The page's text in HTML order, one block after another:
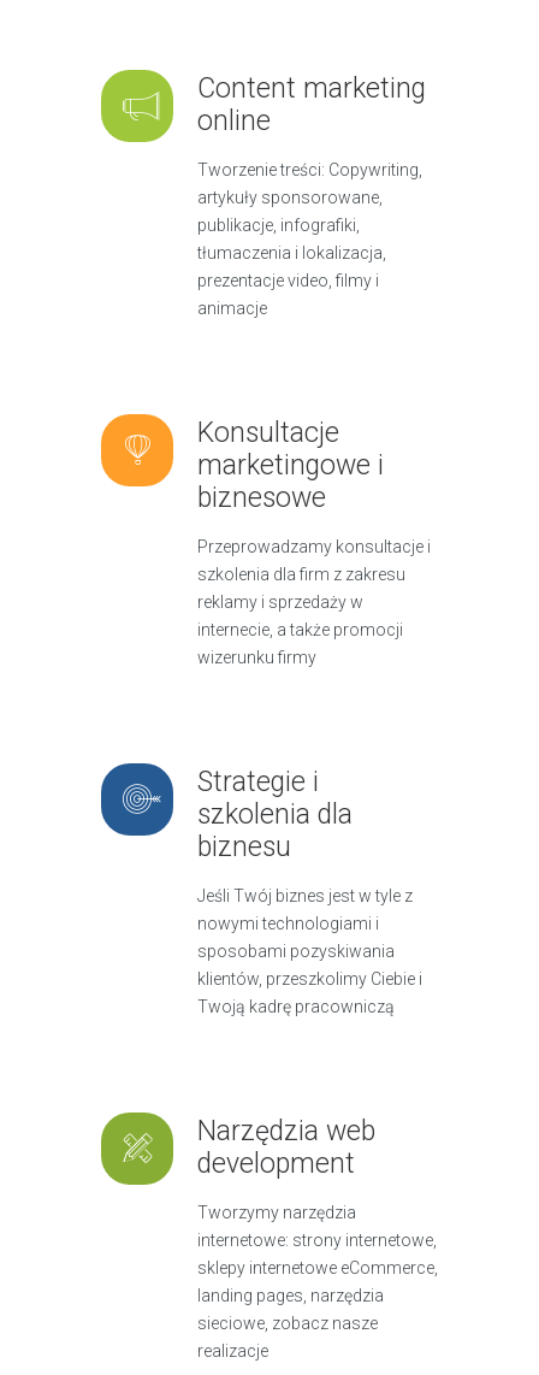
Content marketing
online
Tworzenie treści: Copywriting,
artykuły sponsorowane,
publikacje, infografiki,
tłumaczenia i lokalizacja,
prezentacje video, filmy i
animacje
Konsultacje
marketingowe i
biznesowe
Przeprowadzamy konsultacje i
szkolenia dla firm z zakresu
reklamy i sprzedaży w
internecie, a także promocji
wizerunku firmy
Strategie i
szkolenia dla
biznesu
Jeśli Twój biznes jest w tyle z
nowymi technologiami i
sposobami pozyskiwania
klientów, przeszkolimy Ciebie i
Twoją kadrę pracowniczą
Narzędzia web
development
Tworzymy narzędzia
internetowe: strony internetowe,
sklepy internetowe eCommerce,
landing pages, narzędzia
sieciowe, zobacz nasze
realizacje